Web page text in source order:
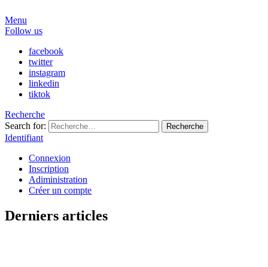
Menu
Follow us
facebook
twitter
instagram
linkedin
tiktok
Recherche
Search for:
Recherche
Identifiant
Connexion
Inscription
Adiministration
Créer un compte
Derniers articles